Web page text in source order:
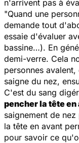
n'arrivent pas à
"Quand une
demande tout
essaie d'évaluer
bassine…). En
demi-verre. Cela
personnes
saigne du nez,
C'est du sang
pencher la tête
saignement de
la tête en avant
pour savoir ce